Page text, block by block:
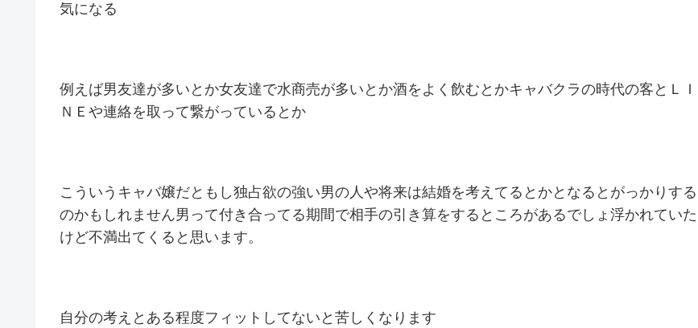
気になる
例えば男友達が多いとか女友達で水商売が多いとか酒をよく飲むとかキャバクラの時代の客とＬＩ
ＮＥや連絡を取って繋がっているとか
こういうキャバ嬢だともし独占欲の強い男の人や将来は結婚を考えてるとかとなるとがっかりする
のかもしれません男って付き合ってる期間で相手の引き算をするところがあるでしょ浮かれていた
けど不満出てくると思います。
自分の考えとある程度フィットしてないと苦しくなります